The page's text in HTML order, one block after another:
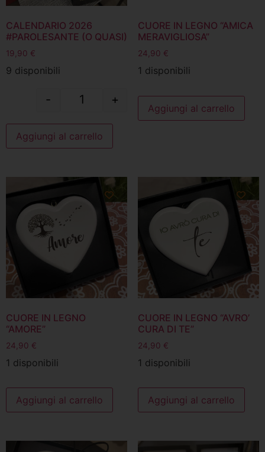
CALENDARIO 2026
#PAROLESANTE (O QUASI)
19,90 €
9 disponibili
- +
Aggiungi al carrello
CUORE IN LEGNO “AMICA
MERAVIGLIOSA”
24,90 €
1 disponibili
Aggiungi al carrello
CUORE IN LEGNO
“AMORE”
24,90 €
1 disponibili
Aggiungi al carrello
CUORE IN LEGNO “AVRO’
CURA DI TE”
24,90 €
1 disponibili
Aggiungi al carrello